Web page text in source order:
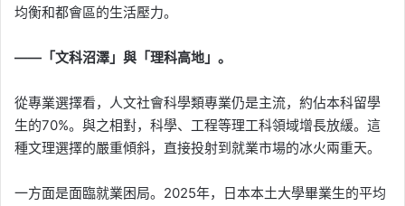
均衡和都會區的生活壓力。
——「文科沼澤」與「理科高地」。
從專業選擇看，人文社會科學類專業仍是主流，約佔本科留學
生的70%。與之相對，科學、工程等理工科領域增長放緩。這
種文理選擇的嚴重傾斜，直接投射到就業市場的冰火兩重天。
一方面是面臨就業困局。2025年，日本本土大學畢業生的平均